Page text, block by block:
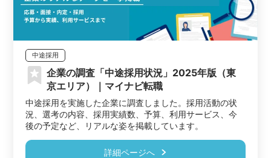
中途採用
企業の調査「中途採用状況」2025年版（東
京エリア）｜マイナビ転職
中途採用を実施した企業に調査しました。採用活動の状
況、選考の内容、採用実績数、予算、利用サービス、今
詳細ページへ